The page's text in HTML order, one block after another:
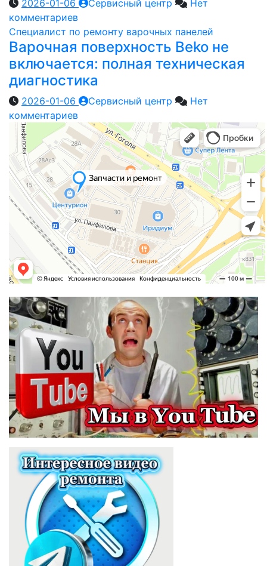
2026-01-06 Сервисный центр
Нет
комментариев
Специалист по ремонту варочных панелей
Варочная поверхность Beko не
включается: полная техническая
диагностика
2026-01-06 Сервисный центр
Нет
комментариев